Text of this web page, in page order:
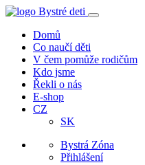
Domů
Co naučí děti
V čem pomůže rodičům
Kdo jsme
Řekli o nás
E-shop
CZ
SK
Bystrá Zóna
Přihlášení